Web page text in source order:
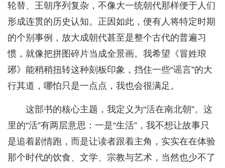
轮替、王朝序列复杂，不像大一统朝代那样便于人们
形成连贯的历史认知。正因如此，便有人将特定时期
的个别事例，放大成朝代甚至是整个古代的普遍习
惯，就像把拼图碎片当成全景画。我希望《冒姓琅
琊》能稍稍扭转这种刻板印象，挡住一些“谣言”的大
行其道，哪怕只是一点点，我也会很满足。
这部书的核心主题，我定义为“活在南北朝”。这
里的“活”有两层意思：一是“生活”，我不想让故事只
是追着剧情跑，而是让读者跟着主角，实实在在体验
那个时代的饮食、文学、宗教与艺术，当然也少不了